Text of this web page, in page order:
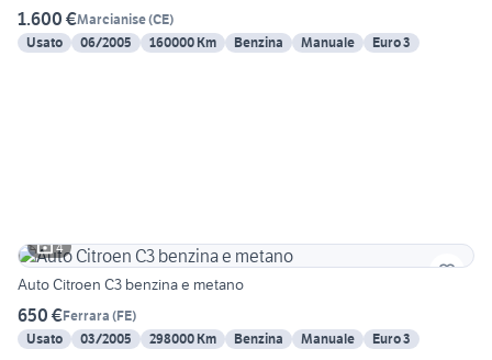
1.600 €Marcianise(CE)
Usato
06/2005 160000 Km Benzina Manuale Euro 3
4
Auto Citroen C3 benzina e metano
650 €Ferrara (FE)
Usato
03/2005 298000 Km Benzina Manuale
Euro 3